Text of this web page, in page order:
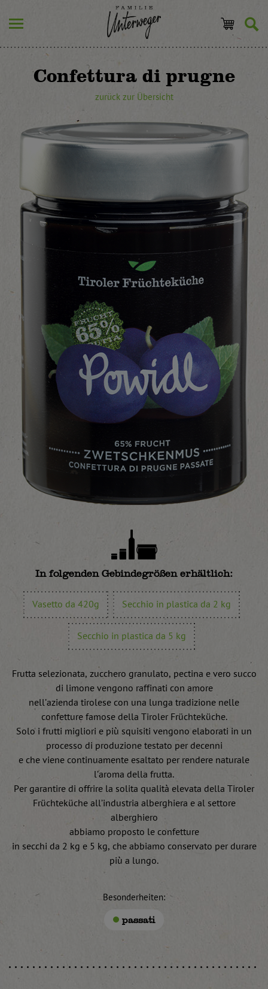
Confettura di prugne
zurück zur Übersicht
In folgenden Gebindegrößen erhältlich:
Vasetto da 420g Secchio in plastica da 2 kg
Secchio in plastica da 5 kg
Frutta selezionata, zucchero granulato, pectina e vero succo
di limone vengono raffinati con amore
nell’azienda tirolese con una lunga tradizione nelle
confetture famose della Tiroler Früchteküche.
Solo i frutti migliori e più squisiti vengono elaborati in un
processo di produzione testato per decenni
e che viene continuamente esaltato per rendere naturale
l’aroma della frutta.
Per garantire di offrire la solita qualità elevata della Tiroler
Früchteküche all’industria alberghiera e al settore
alberghiero
abbiamo proposto le confetture
in secchi da 2 kg e 5 kg, che abbiamo conservato per durare
più a lungo.
Besonderheiten:
passati